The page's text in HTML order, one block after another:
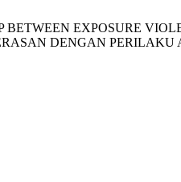
BETWEEN EXPOSURE
DENGAN PERILAKU